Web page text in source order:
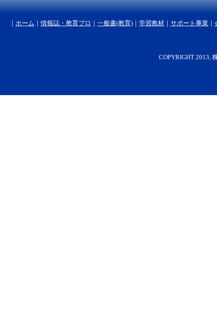
｜ ホーム ｜情報誌・教育プロ ｜ 一般書(教育) ｜ 学習教材 ｜ サポート事業 ｜
COPYRIGHT 2013,